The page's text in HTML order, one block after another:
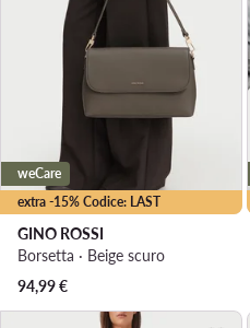
extra -15% Codice: LAST
weCare
GINO ROSSI
Borsetta · Beige scuro
94,99€